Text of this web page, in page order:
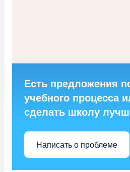
Есть предложения
учебного процесса
сделать школу
Написать о проблеме